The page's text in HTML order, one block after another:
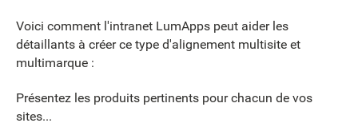
Voici comment l'intranet LumApps peut aider les
détaillants à créer ce type d'alignement multisite et
multimarque :
Présentez les produits pertinents pour chacun de vos
sites...